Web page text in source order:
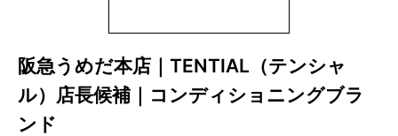
阪急うめだ本店｜TENTIAL（テンシャ
ル）店長候補｜コンディショニングブラ
ンド